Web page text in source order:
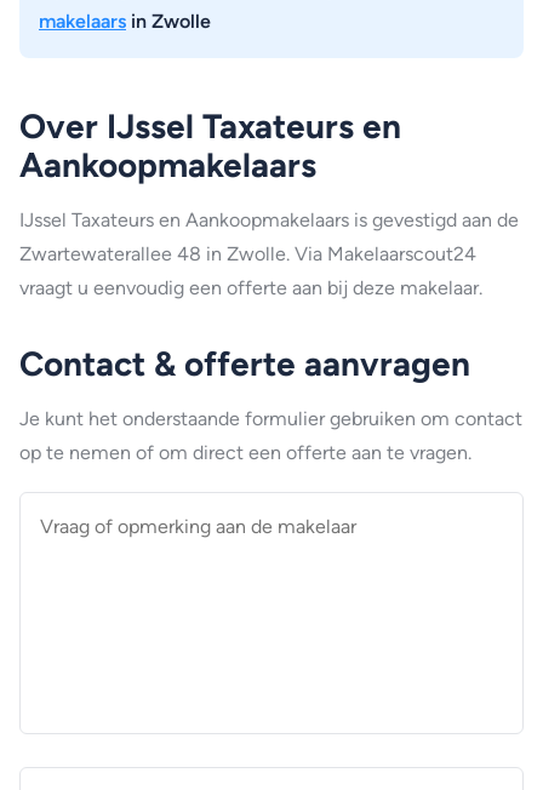
makelaars in Zwolle
Over IJssel Taxateurs en
Aankoopmakelaars
IJssel Taxateurs en Aankoopmakelaars is gevestigd aan de
Zwartewaterallee 48 in Zwolle. Via Makelaarscout24
vraagt u eenvoudig een offerte aan bij deze makelaar.
Contact & offerte aanvragen
Je kunt het onderstaande formulier gebruiken om contact
op te nemen of om direct een offerte aan te vragen.